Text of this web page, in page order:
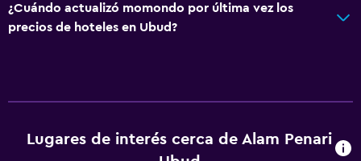
Ideal para familias
¿Cuándo actualizó momondo por última vez los
precios de hoteles en Ubud?
Lugares de interés cerca de Alam Penari